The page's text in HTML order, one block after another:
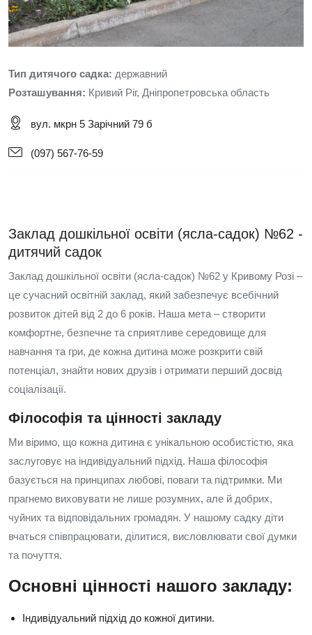
Тип дитячого садка: державний
Розташування: Кривий Ріг, Дніпропетровська область
вул. мкрн 5 Зарічний 79 б
(097) 567-76-59
Заклад дошкільної освіти (ясла-садок) №62 -
дитячий садок
Заклад дошкільної освіти (ясла-садок) №62 у Кривому Розі –
це сучасний освітній заклад, який забезпечує всебічний
розвиток дітей від 2 до 6 років. Наша мета – створити
комфортне, безпечне та сприятливе середовище для
навчання та гри, де кожна дитина може розкрити свій
потенціал, знайти нових друзів і отримати перший досвід
соціалізації.
Філософія та цінності закладу
Ми віримо, що кожна дитина є унікальною особистістю, яка
заслуговує на індивідуальний підхід. Наша філософія
базується на принципах любові, поваги та підтримки. Ми
прагнемо виховувати не лише розумних, але й добрих,
чуйних та відповідальних громадян. У нашому садку діти
вчаться співпрацювати, ділитися, висловлювати свої думки
та почуття.
Основні цінності нашого закладу:
Індивідуальний підхід до кожної дитини.